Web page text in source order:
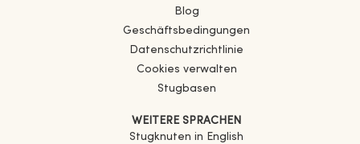
Blog
Geschäftsbedingungen
Datenschutzrichtlinie
Cookies verwalten
Stugbasen
WEITERE SPRACHEN
Stugknuten in English